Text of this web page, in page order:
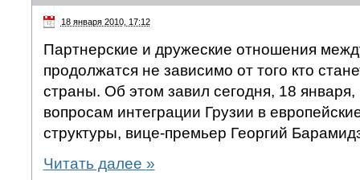
18 января 2010, 17:12
Партнерские и дружеские отношения
продолжатся не зависимо от того кто
страны. Об этом завил сегодня, 18 января,
вопросам интеграции Грузии в
структуры, вице-премьер Георгий
Читать далее »